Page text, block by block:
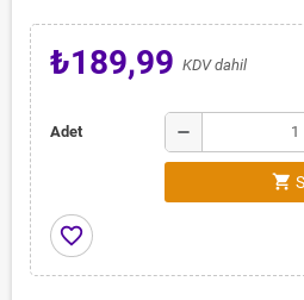
₺189,99 KDV dahil
Adet remove
shopping_cart
favorite_border